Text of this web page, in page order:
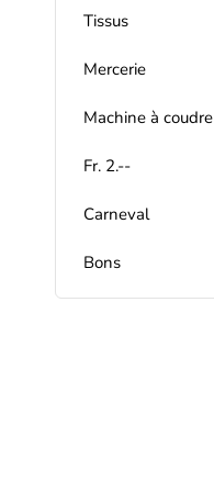
Tissus
Mercerie
Machine à coudre
Fr. 2.--
Carneval
Bons